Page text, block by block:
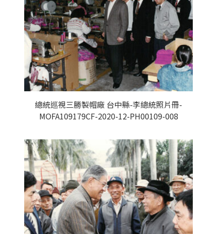
總統巡視三勝製帽廠 台中縣-李總統照片冊-
MOFA109179CF-2020-12-PH00109-008